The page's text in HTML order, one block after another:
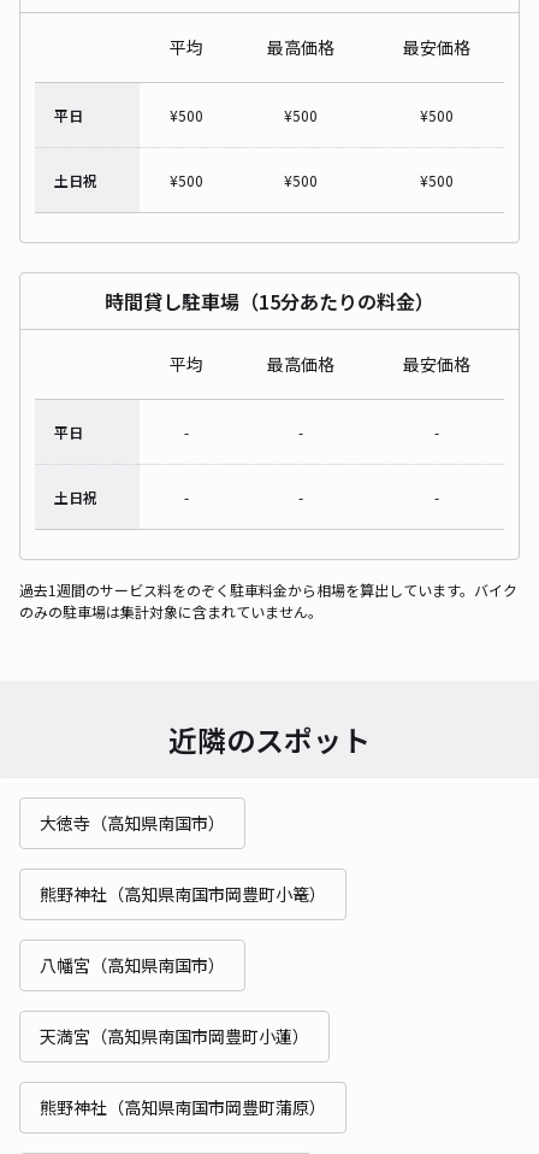
平均 最高価格 最安価格
平日 ¥500 ¥500 ¥500
土日祝 ¥500 ¥500 ¥500
時間貸し駐車場（15分あたりの料金）
平均 最高価格 最安価格
平日 - - -
土日祝 - - -
過去1週間のサービス料をのぞく駐車料金から相場を算出しています。バイク
のみの駐車場は集計対象に含まれていません。
近隣のスポット
大徳寺（高知県南国市）
熊野神社（高知県南国市岡豊町小篭）
八幡宮（高知県南国市）
天満宮（高知県南国市岡豊町小蓮）
熊野神社（高知県南国市岡豊町蒲原）